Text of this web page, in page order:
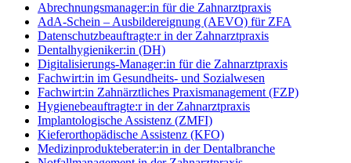
Abrechnungsmanager:in für die Zahnarztpraxis
AdA-Schein – Ausbildereignung (AEVO) für ZFA
Datenschutzbeauftragte:r in der Zahnarztpraxis
Dentalhygieniker:in (DH)
Digitalisierungs-Manager:in für die Zahnarztpraxis
Fachwirt:in im Gesundheits- und Sozialwesen
Fachwirt:in Zahnärztliches Praxismanagement (FZP)
Hygienebeauftragte:r in der Zahnarztpraxis
Implantologische Assistenz (ZMFI)
Kieferorthopädische Assistenz (KFO)
Medizinprodukteberater:in in der Dentalbranche